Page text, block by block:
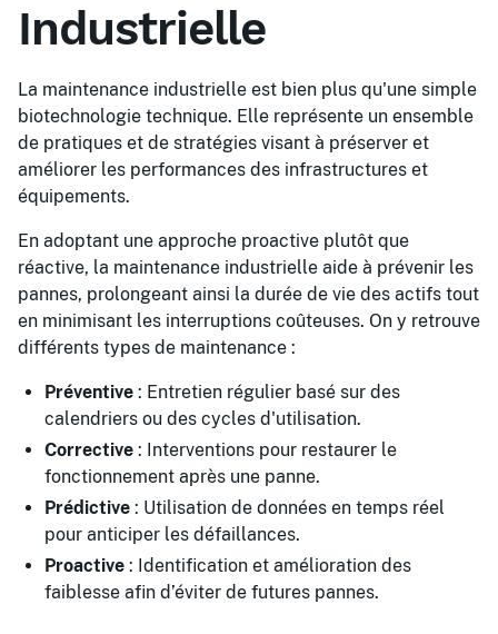
Industrielle
La maintenance industrielle est bien plus qu'une simple
biotechnologie technique. Elle représente un ensemble
de pratiques et de stratégies visant à préserver et
améliorer les performances des infrastructures et
équipements.
En adoptant une approche proactive plutôt que
réactive, la maintenance industrielle aide à prévenir les
pannes, prolongeant ainsi la durée de vie des actifs tout
en minimisant les interruptions coûteuses. On y retrouve
différents types de maintenance :
Préventive : Entretien régulier basé sur des
calendriers ou des cycles d'utilisation.
Corrective : Interventions pour restaurer le
fonctionnement après une panne.
Prédictive : Utilisation de données en temps réel
pour anticiper les défaillances.
Proactive : Identification et amélioration des
faiblesse afin d’éviter de futures pannes.